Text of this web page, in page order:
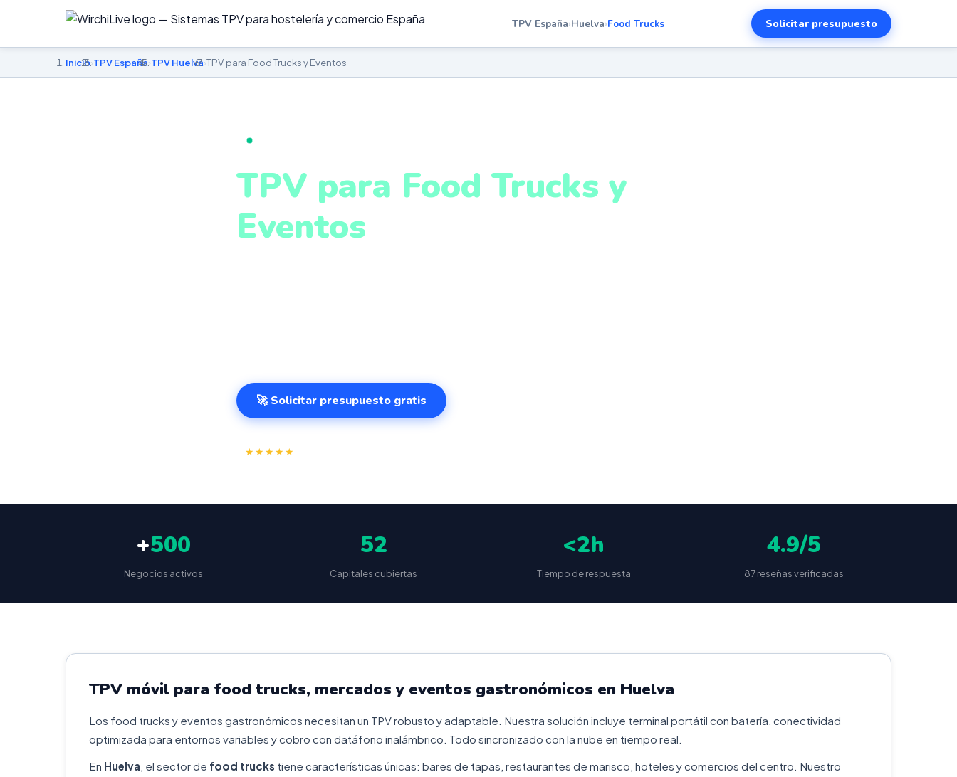
TPV España›Huelva›Food Trucks Solicitar presupuesto
Inicio›TPV España›TPV Huelva›TPV para Food Trucks y Eventos
TPV PARA FOOD TRUCKS Y EVENTOS EN HUELVA
TPV para Food Trucks y
Eventos
🚀 Solicitar presupuesto gratis
★★★★★
+500
Negocios activos
52
Capitales cubiertas
<2h
Tiempo de respuesta
4.9/5
87 reseñas verificadas
TPV móvil para food trucks, mercados y eventos gastronómicos en Huelva
Los food trucks y eventos gastronómicos necesitan un TPV robusto y adaptable. Nuestra solución incluye terminal portátil con batería, conectividad
optimizada para entornos variables y cobro con datáfono inalámbrico. Todo sincronizado con la nube en tiempo real.
En Huelva , el sector de food trucks tiene características únicas: bares de tapas, restaurantes de marisco, hoteles y comercios del centro. Nuestro